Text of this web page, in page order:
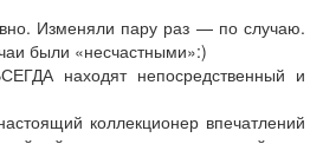
Изменяли пару раз — по случаю.
были «несчастными»:)
находят непосредственный и
коллекционер впечатлений